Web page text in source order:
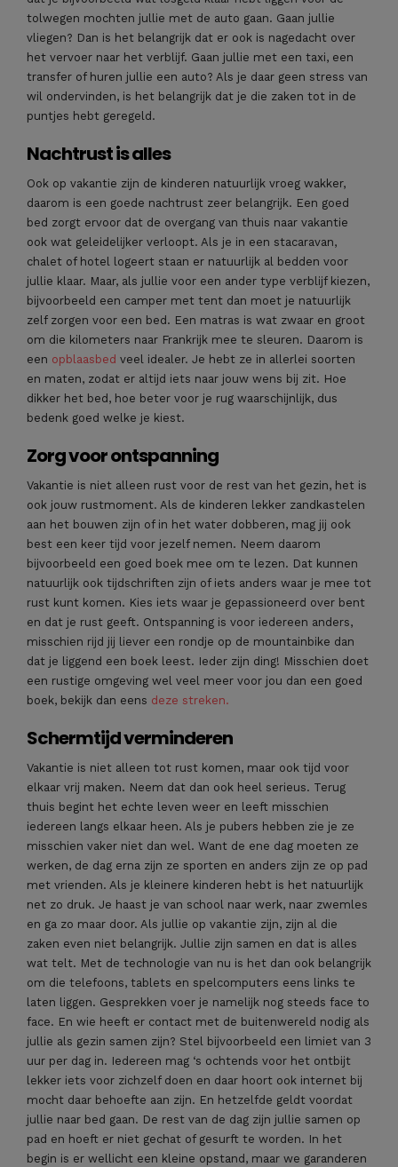
tolwegen mochten jullie met de auto gaan. Gaan jullie
vliegen? Dan is het belangrijk dat er ook is nagedacht over
het vervoer naar het verblijf. Gaan jullie met een taxi, een
transfer of huren jullie een auto? Als je daar geen stress van
wil ondervinden, is het belangrijk dat je die zaken tot in de
puntjes hebt geregeld.
Nachtrust is alles
Ook op vakantie zijn de kinderen natuurlijk vroeg wakker,
daarom is een goede nachtrust zeer belangrijk. Een goed
bed zorgt ervoor dat de overgang van thuis naar vakantie
ook wat geleidelijker verloopt. Als je in een stacaravan,
chalet of hotel logeert staan er natuurlijk al bedden voor
jullie klaar. Maar, als jullie voor een ander type verblijf kiezen,
bijvoorbeeld een camper met tent dan moet je natuurlijk
zelf zorgen voor een bed. Een matras is wat zwaar en groot
om die kilometers naar Frankrijk mee te sleuren. Daarom is
een opblaasbed veel idealer. Je hebt ze in allerlei soorten
en maten, zodat er altijd iets naar jouw wens bij zit. Hoe
dikker het bed, hoe beter voor je rug waarschijnlijk, dus
bedenk goed welke je kiest.
Zorg voor ontspanning
Vakantie is niet alleen rust voor de rest van het gezin, het is
ook jouw rustmoment. Als de kinderen lekker zandkastelen
aan het bouwen zijn of in het water dobberen, mag jij ook
best een keer tijd voor jezelf nemen. Neem daarom
bijvoorbeeld een goed boek mee om te lezen. Dat kunnen
natuurlijk ook tijdschriften zijn of iets anders waar je mee tot
rust kunt komen. Kies iets waar je gepassioneerd over bent
en dat je rust geeft. Ontspanning is voor iedereen anders,
misschien rijd jij liever een rondje op de mountainbike dan
dat je liggend een boek leest. Ieder zijn ding! Misschien doet
een rustige omgeving wel veel meer voor jou dan een goed
boek, bekijk dan eens deze streken.
Schermtijd verminderen
Vakantie is niet alleen tot rust komen, maar ook tijd voor
elkaar vrij maken. Neem dat dan ook heel serieus. Terug
thuis begint het echte leven weer en leeft misschien
iedereen langs elkaar heen. Als je pubers hebben zie je ze
misschien vaker niet dan wel. Want de ene dag moeten ze
werken, de dag erna zijn ze sporten en anders zijn ze op pad
met vrienden. Als je kleinere kinderen hebt is het natuurlijk
net zo druk. Je haast je van school naar werk, naar zwemles
en ga zo maar door. Als jullie op vakantie zijn, zijn al die
zaken even niet belangrijk. Jullie zijn samen en dat is alles
wat telt. Met de technologie van nu is het dan ook belangrijk
om die telefoons, tablets en spelcomputers eens links te
laten liggen. Gesprekken voer je namelijk nog steeds face to
face. En wie heeft er contact met de buitenwereld nodig als
jullie als gezin samen zijn? Stel bijvoorbeeld een limiet van 3
uur per dag in. Iedereen mag ‘s ochtends voor het ontbijt
lekker iets voor zichzelf doen en daar hoort ook internet bij
mocht daar behoefte aan zijn. En hetzelfde geldt voordat
jullie naar bed gaan. De rest van de dag zijn jullie samen op
pad en hoeft er niet gechat of gesurft te worden. In het
begin is er wellicht een kleine opstand, maar we garanderen